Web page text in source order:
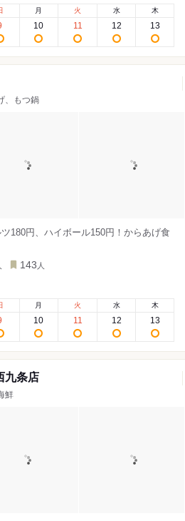
月
10
火
11
水
12
木
13
、もつ鍋
180円、ハイボール150円！からあげ食
143 人
月
10
火
11
水
12
木
13
九条店
鮮